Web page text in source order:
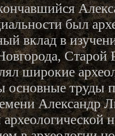
был
вклад в
Старой
широкие
основные труды
Александр